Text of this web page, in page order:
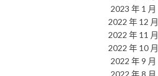
2023 年 1 月
2022 年 12 月
2022 年 11 月
2022 年 10 月
2022 年 9 月
2022 年 8 月